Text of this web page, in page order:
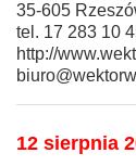
35-605
tel. 17 283 10
http://
12 sierpnia